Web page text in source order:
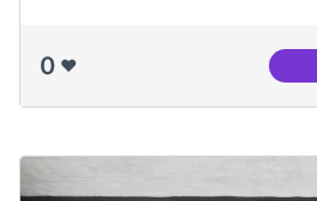
0 ❤️